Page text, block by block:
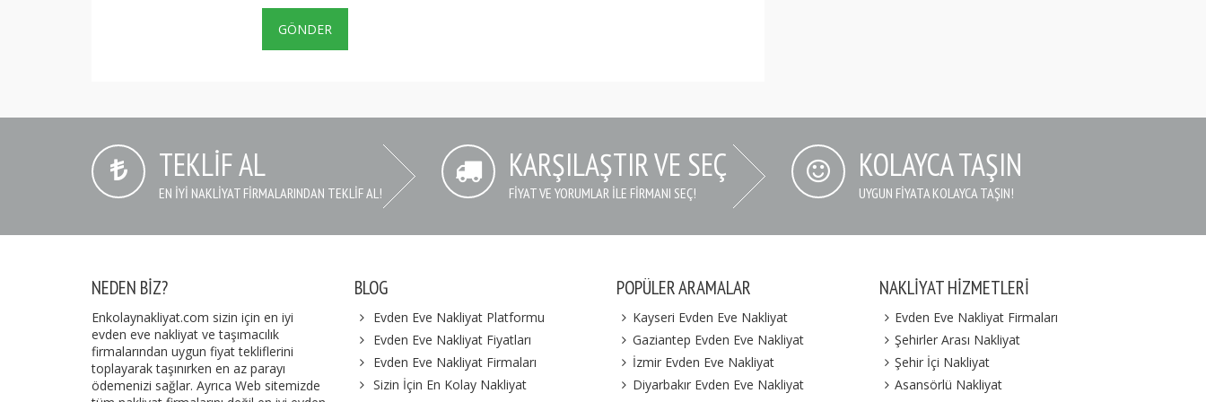
TEKLIF AL
EN IYI NAKLIYAT FIRMALARINDAN TEKLIF AL!
KARŞILAŞTIR VE SEÇ
FIYAT VE YORUMLAR İLE FIRMANI SEÇ!
KOLAYCA TAŞIN
UYGUN FIYATA KOLAYCA TAŞIN!
NEDEN BIZ?
Enkolaynakliyat.com sizin için en iyi
evden eve nakliyat ve taşımacılık
firmalarından uygun fiyat tekliflerini
toplayarak taşınırken en az parayı
ödemenizi sağlar. Ayrıca Web sitemizde
BLOG
Evden Eve Nakliyat Platformu
Evden Eve Nakliyat Fiyatları
Evden Eve Nakliyat Firmaları
Sizin İçin En Kolay Nakliyat
POPÜLER ARAMALAR
Kayseri Evden Eve Nakliyat
Gaziantep Evden Eve Nakliyat
İzmir Evden Eve Nakliyat
Diyarbakır Evden Eve Nakliyat
NAKLIYAT HIZMETLERI
Evden Eve Nakliyat Firmaları
Şehirler Arası Nakliyat
Şehir İçi Nakliyat
Asansörlü Nakliyat